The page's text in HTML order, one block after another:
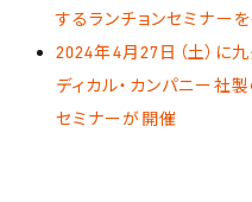
するランチョンセミナー
2024年4月27日（土）に
ディカル・カンパニー社
セミナーが開催